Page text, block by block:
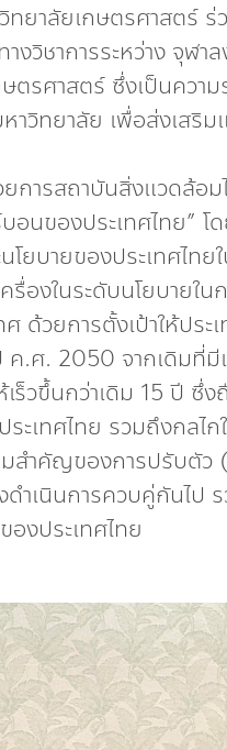
ยาลัยเกษตรศาสตร์
วิชาการระหว่าง จุฬ
รศาสตร์ ซึ่งเป็นความ
าวิทยาลัย เพื่อส่งเสริ
การสถาบันสิ่งแวดล้อ
อนของประเทศไทย”
ยบายของประเทศไท
ครื่องในระดับนโยบาย
ด้วยการตั้งเป้าให้ปร
.ศ. 2050 จากเดิมที่
ร็วขึ้นกว่าเดิม 15 ปี ซึ่
ะเทศไทย รวมถึงกลไ
มสำคัญของการปรับตั
เนินการควบคู่กันไป
งประเทศไทย